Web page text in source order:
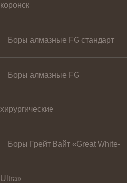
коронок
Боры алмазные FG стандарт
Боры алмазные FG
хирургические
Боры Грейт Вайт «Great White-
Ultra»